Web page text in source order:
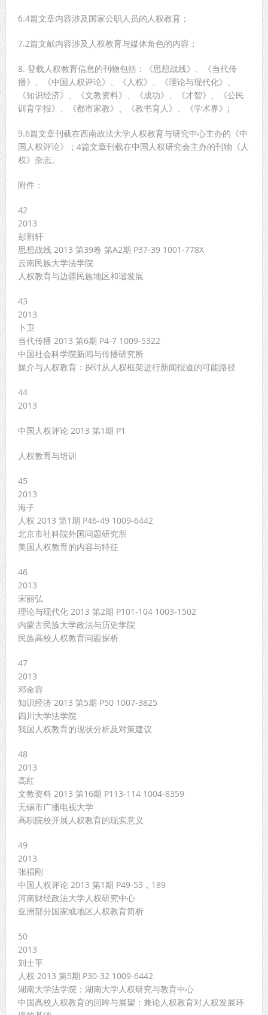
6.4篇文章内容涉及国家公职人员的人权教育；
7.2篇文献内容涉及人权教育与媒体角色的内容；
8. 登载人权教育信息的刊物包括：《思想战线》、《当代传
播》、《中国人权评论》、《人权》、《理论与现代化》、
《知识经济》、《文教资料》、《成功》、《才智》、《公民
训育学报》、《都市家教》、《教书育人》、《学术界》;
9.6篇文章刊载在西南政法大学人权教育与研究中心主办的《中
国人权评论》；4篇文章刊载在中国人权研究会主办的刊物《人
权》杂志。
附件：
42
2013
彭荆轩
思想战线 2013 第39卷 第A2期 P37-39 1001-778X
云南民族大学法学院
人权教育与边疆民族地区和谐发展
43
2013
卜卫
当代传播 2013 第6期 P4-7 1009-5322
中国社会科学院新闻与传播研究所
媒介与人权教育：探讨从人权框架进行新闻报道的可能路径
44
2013
中国人权评论 2013 第1期 P1
人权教育与培训
45
2013
海子
人权 2013 第1期 P46-49 1009-6442
北京市社科院外国问题研究所
美国人权教育的内容与特征
46
2013
宋丽弘
理论与现代化 2013 第2期 P101-104 1003-1502
内蒙古民族大学政法与历史学院
民族高校人权教育问题探析
47
2013
邓金容
知识经济 2013 第5期 P50 1007-3825
四川大学法学院
我国人权教育的现状分析及对策建议
48
2013
高红
文教资料 2013 第16期 P113-114 1004-8359
无锡市广播电视大学
高职院校开展人权教育的现实意义
49
2013
张福刚
中国人权评论 2013 第1期 P49-53，189
河南财经政法大学人权研究中心
亚洲部分国家或地区人权教育简析
50
2013
刘士平
人权 2013 第5期 P30-32 1009-6442
湖南大学法学院；湖南大学人权研究与教育中心
中国高校人权教育的回眸与展望：兼论人权教育对人权发展环